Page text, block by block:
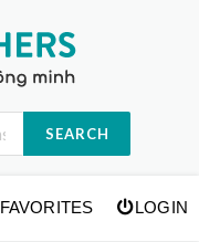
SEARCH
FAVORITES LOGIN